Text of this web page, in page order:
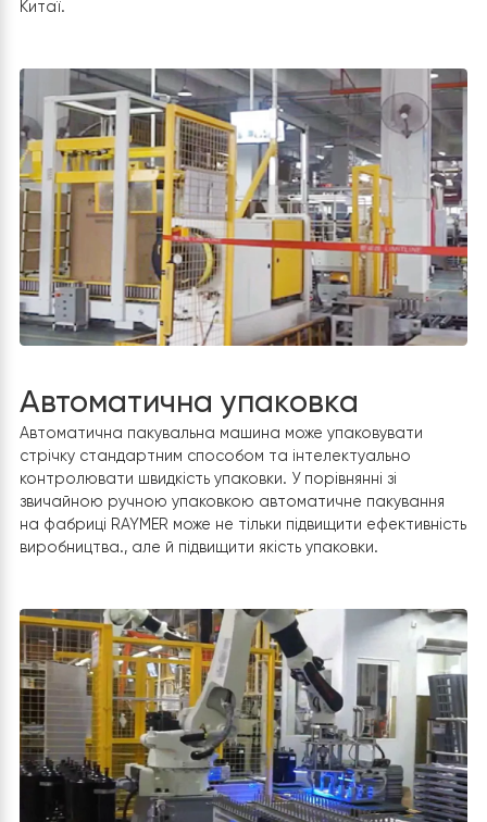
Автоматичне зварювання/
різання/гнуття
Чотириходові клапани автоматично зварюються на
заводі RAYMER. Мідні труби 4-ходових клапанів точно
обробляються цифровим різаком для мідних труб та
роботом-трубогибом.. При масовому виробництві
ефективність автоматичного зварювання на заводі
RAYMER як мінімум на 60% вище, ніж у середніх
Китаї.
Автоматична упаковка
Автоматична пакувальна машина може упаковувати